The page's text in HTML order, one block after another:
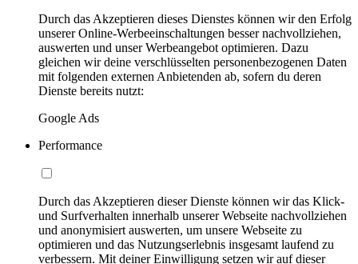
Durch das Akzeptieren dieses Dienstes können wir den Erfolg
unserer Online-Werbeeinschaltungen besser nachvollziehen,
auswerten und unser Werbeangebot optimieren. Dazu
gleichen wir deine verschlüsselten personenbezogenen Daten
mit folgenden externen Anbietenden ab, sofern du deren
Dienste bereits nutzt:
Google Ads
Performance
Durch das Akzeptieren dieser Dienste können wir das Klick-
und Surfverhalten innerhalb unserer Webseite nachvollziehen
und anonymisiert auswerten, um unsere Webseite zu
optimieren und das Nutzungserlebnis insgesamt laufend zu
verbessern. Mit deiner Einwilligung setzen wir auf dieser